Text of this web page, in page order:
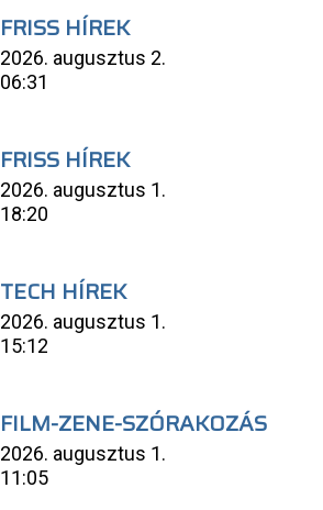
FRISS HÍREK
2026. augusztus 2.
06:31
FRISS HÍREK
2026. augusztus 1.
18:20
TECH HÍREK
2026. augusztus 1.
15:12
FILM-ZENE-SZÓRAKOZÁS
2026. augusztus 1.
11:05